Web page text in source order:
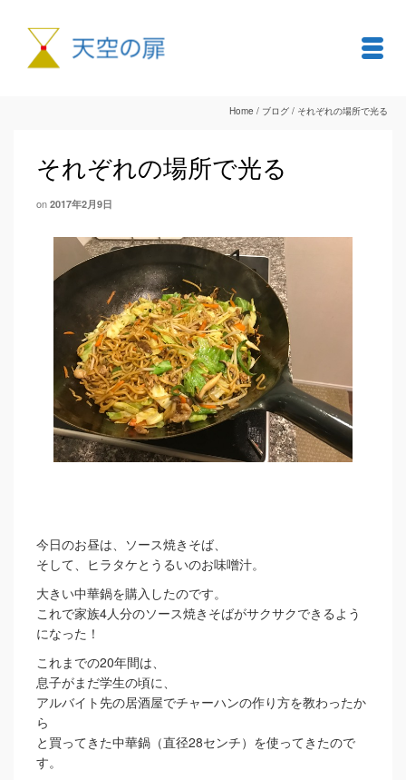
Home / ブログ / それぞれの場所で光る
それぞれの場所で光る
on 2017年2月9日
今日のお昼は、ソース焼きそば、
そして、ヒラタケとうるいのお味噌汁。
大きい中華鍋を購入したのです。
これで家族4人分のソース焼きそばがサクサクできるよう
になった！
これまでの20年間は、
息子がまだ学生の頃に、
アルバイト先の居酒屋でチャーハンの作り方を教わったか
ら
と買ってきた中華鍋（直径28センチ）を使ってきたので
す。